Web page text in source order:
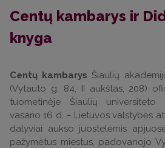
Centų kambarys ir
knyga
Centų kambarys Šiaulių
(Vytauto g. 84, II aukštas, 208)
tuometinėje Šiaulių
vasario 16 d. – Lietuvos valstybės
dalyviai aukso juostelėmis
pažymėtus miestus, padovanojo